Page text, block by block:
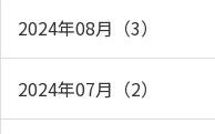
2024年08月（3）
2024年07月（2）